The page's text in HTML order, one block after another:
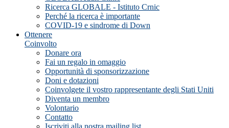
Ricerca GLOBALE - Istituto Crnic
Perché la ricerca è importante
COVID-19 e sindrome di Down
Ottenere
Coinvolto
Donare ora
Fai un regalo in omaggio
Opportunità di sponsorizzazione
Doni e dotazioni
Coinvolgete il vostro rappresentante degli Stati Uniti
Diventa un membro
Volontario
Contatto
Iscriviti alla nostra mailing list